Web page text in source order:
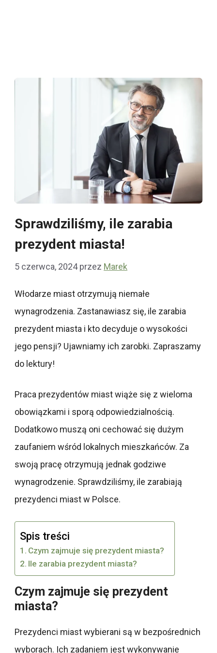
Sprawdziliśmy, ile zarabia
prezydent miasta!
5 czerwca, 2024 przez Marek
Włodarze miast otrzymują niemałe
wynagrodzenia. Zastanawiasz się, ile zarabia
prezydent miasta i kto decyduje o wysokości
jego pensji? Ujawniamy ich zarobki. Zapraszamy
do lektury!
Praca prezydentów miast wiąże się z wieloma
obowiązkami i sporą odpowiedzialnością.
Dodatkowo muszą oni cechować się dużym
zaufaniem wśród lokalnych mieszkańców. Za
swoją pracę otrzymują jednak godziwe
wynagrodzenie. Sprawdziliśmy, ile zarabiają
prezydenci miast w Polsce.
Spis treści
Czym zajmuje się prezydent miasta?
Ile zarabia prezydent miasta?
Czym zajmuje się prezydent
miasta?
Prezydenci miast wybierani są w bezpośrednich
wyborach. Ich zadaniem jest wykonywanie